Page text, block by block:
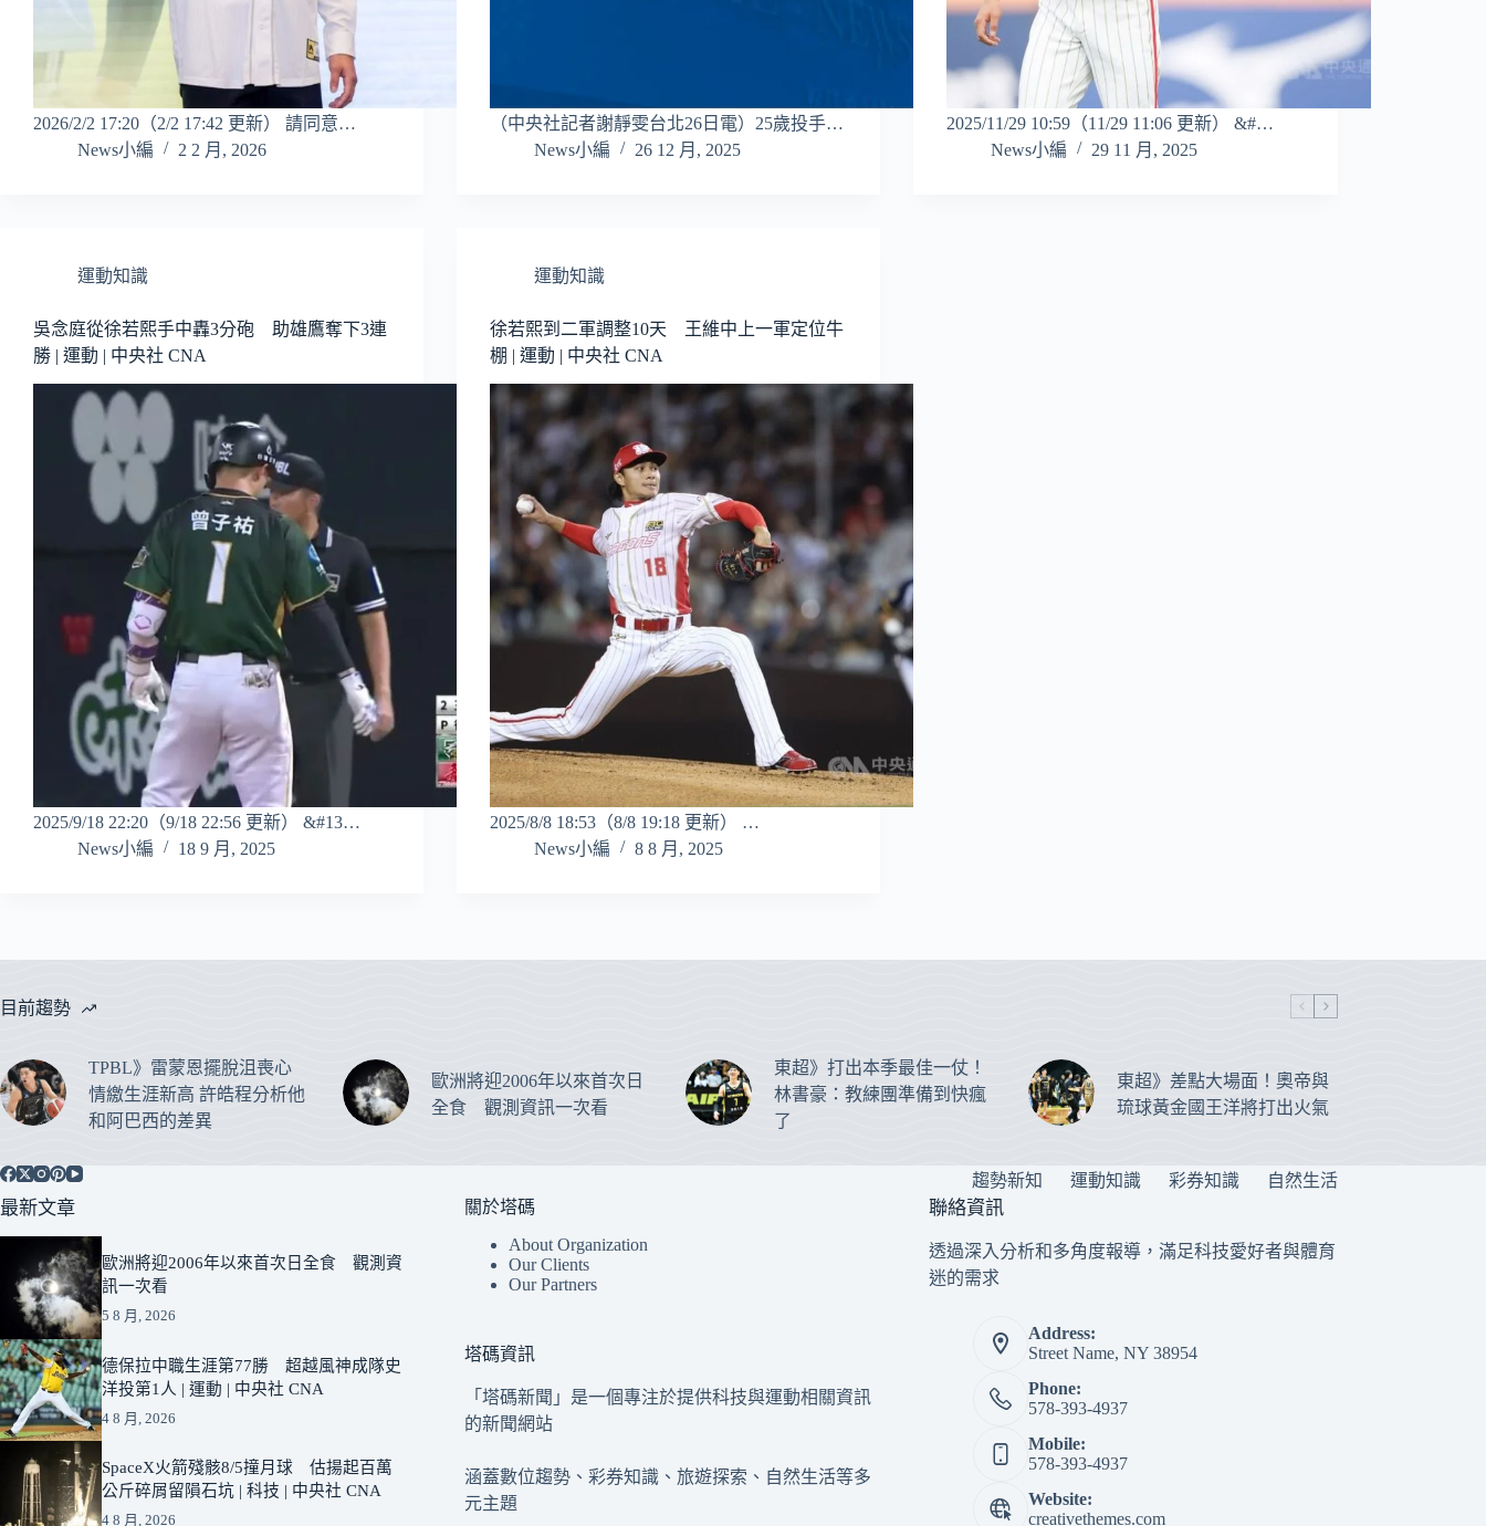
2026/2/2 17:20（2/2 17:42 更新） 請同意…
News小編
2 2 月, 2026
（中央社記者謝靜雯台北26日電）25歲投手…
News小編
26 12 月, 2025
2025/11/29 10:59（11/29 11:06 更新） &#…
News小編
29 11 月, 2025
運動知識
吳念庭從徐若熙手中轟3分砲 助雄鷹奪下3連
勝 | 運動 | 中央社 CNA
2025/9/18 22:20（9/18 22:56 更新） &#13…
News小編
18 9 月, 2025
運動知識
徐若熙到二軍調整10天 王維中上一軍定位牛
棚 | 運動 | 中央社 CNA
2025/8/8 18:53（8/8 19:18 更新） …
News小編
8 8 月, 2025
目前趨勢
TPBL》雷蒙恩擺脫沮喪心
情繳生涯新高 許皓程分析他
和阿巴西的差異
歐洲將迎2006年以來首次日
全食 觀測資訊一次看
東超》打出本季最佳一仗！
林書豪：教練團準備到快瘋
了
東超》差點大場面！奧帝與
琉球黃金國王洋將打出火氣
趨勢新知 運動知識 彩券知識 自然生活
最新文章
歐洲將迎2006年以來首次日全食 觀測資
訊一次看
5 8 月, 2026
德保拉中職生涯第77勝 超越風神成隊史
洋投第1人 | 運動 | 中央社 CNA
4 8 月, 2026
SpaceX火箭殘骸8/5撞月球 估揚起百萬
公斤碎屑留隕石坑 | 科技 | 中央社 CNA
4 8 月, 2026
關於塔碼
About Organization
Our Clients
Our Partners
塔碼資訊
「塔碼新聞」是一個專注於提供科技與運動相關資訊
的新聞網站
涵蓋數位趨勢、彩券知識、旅遊探索、自然生活等多
元主題
聯絡資訊
透過深入分析和多角度報導，滿足科技愛好者與體育
迷的需求
Address:
Street Name, NY 38954
Phone:
578-393-4937
Mobile:
578-393-4937
Website:
creativethemes.com